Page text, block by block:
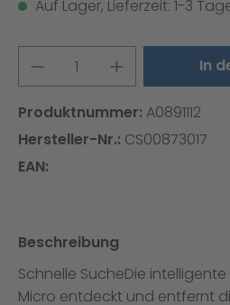
Auf Lager, Lieferzeit: 1-3
Produkt Anzahl: Gib
In
Produktnummer: A0891112
Hersteller-Nr.: CS00873017
EAN:
Beschreibung
Schnelle SucheDie
Micro entdeckt und entfernt